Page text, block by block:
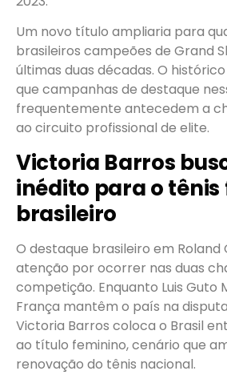
Um novo título ampliaria para
brasileiros campeões de Grand
últimas duas décadas. O
que campanhas de destaque
frequentemente antecedem a
ao circuito profissional de elite.
Victoria Barros
inédito para o
brasileiro
O destaque brasileiro em
atenção por ocorrer nas duas
competição. Enquanto Luis Guto
França mantêm o país na
Victoria Barros coloca o Brasil
ao título feminino, cenário que
renovação do tênis nacional.